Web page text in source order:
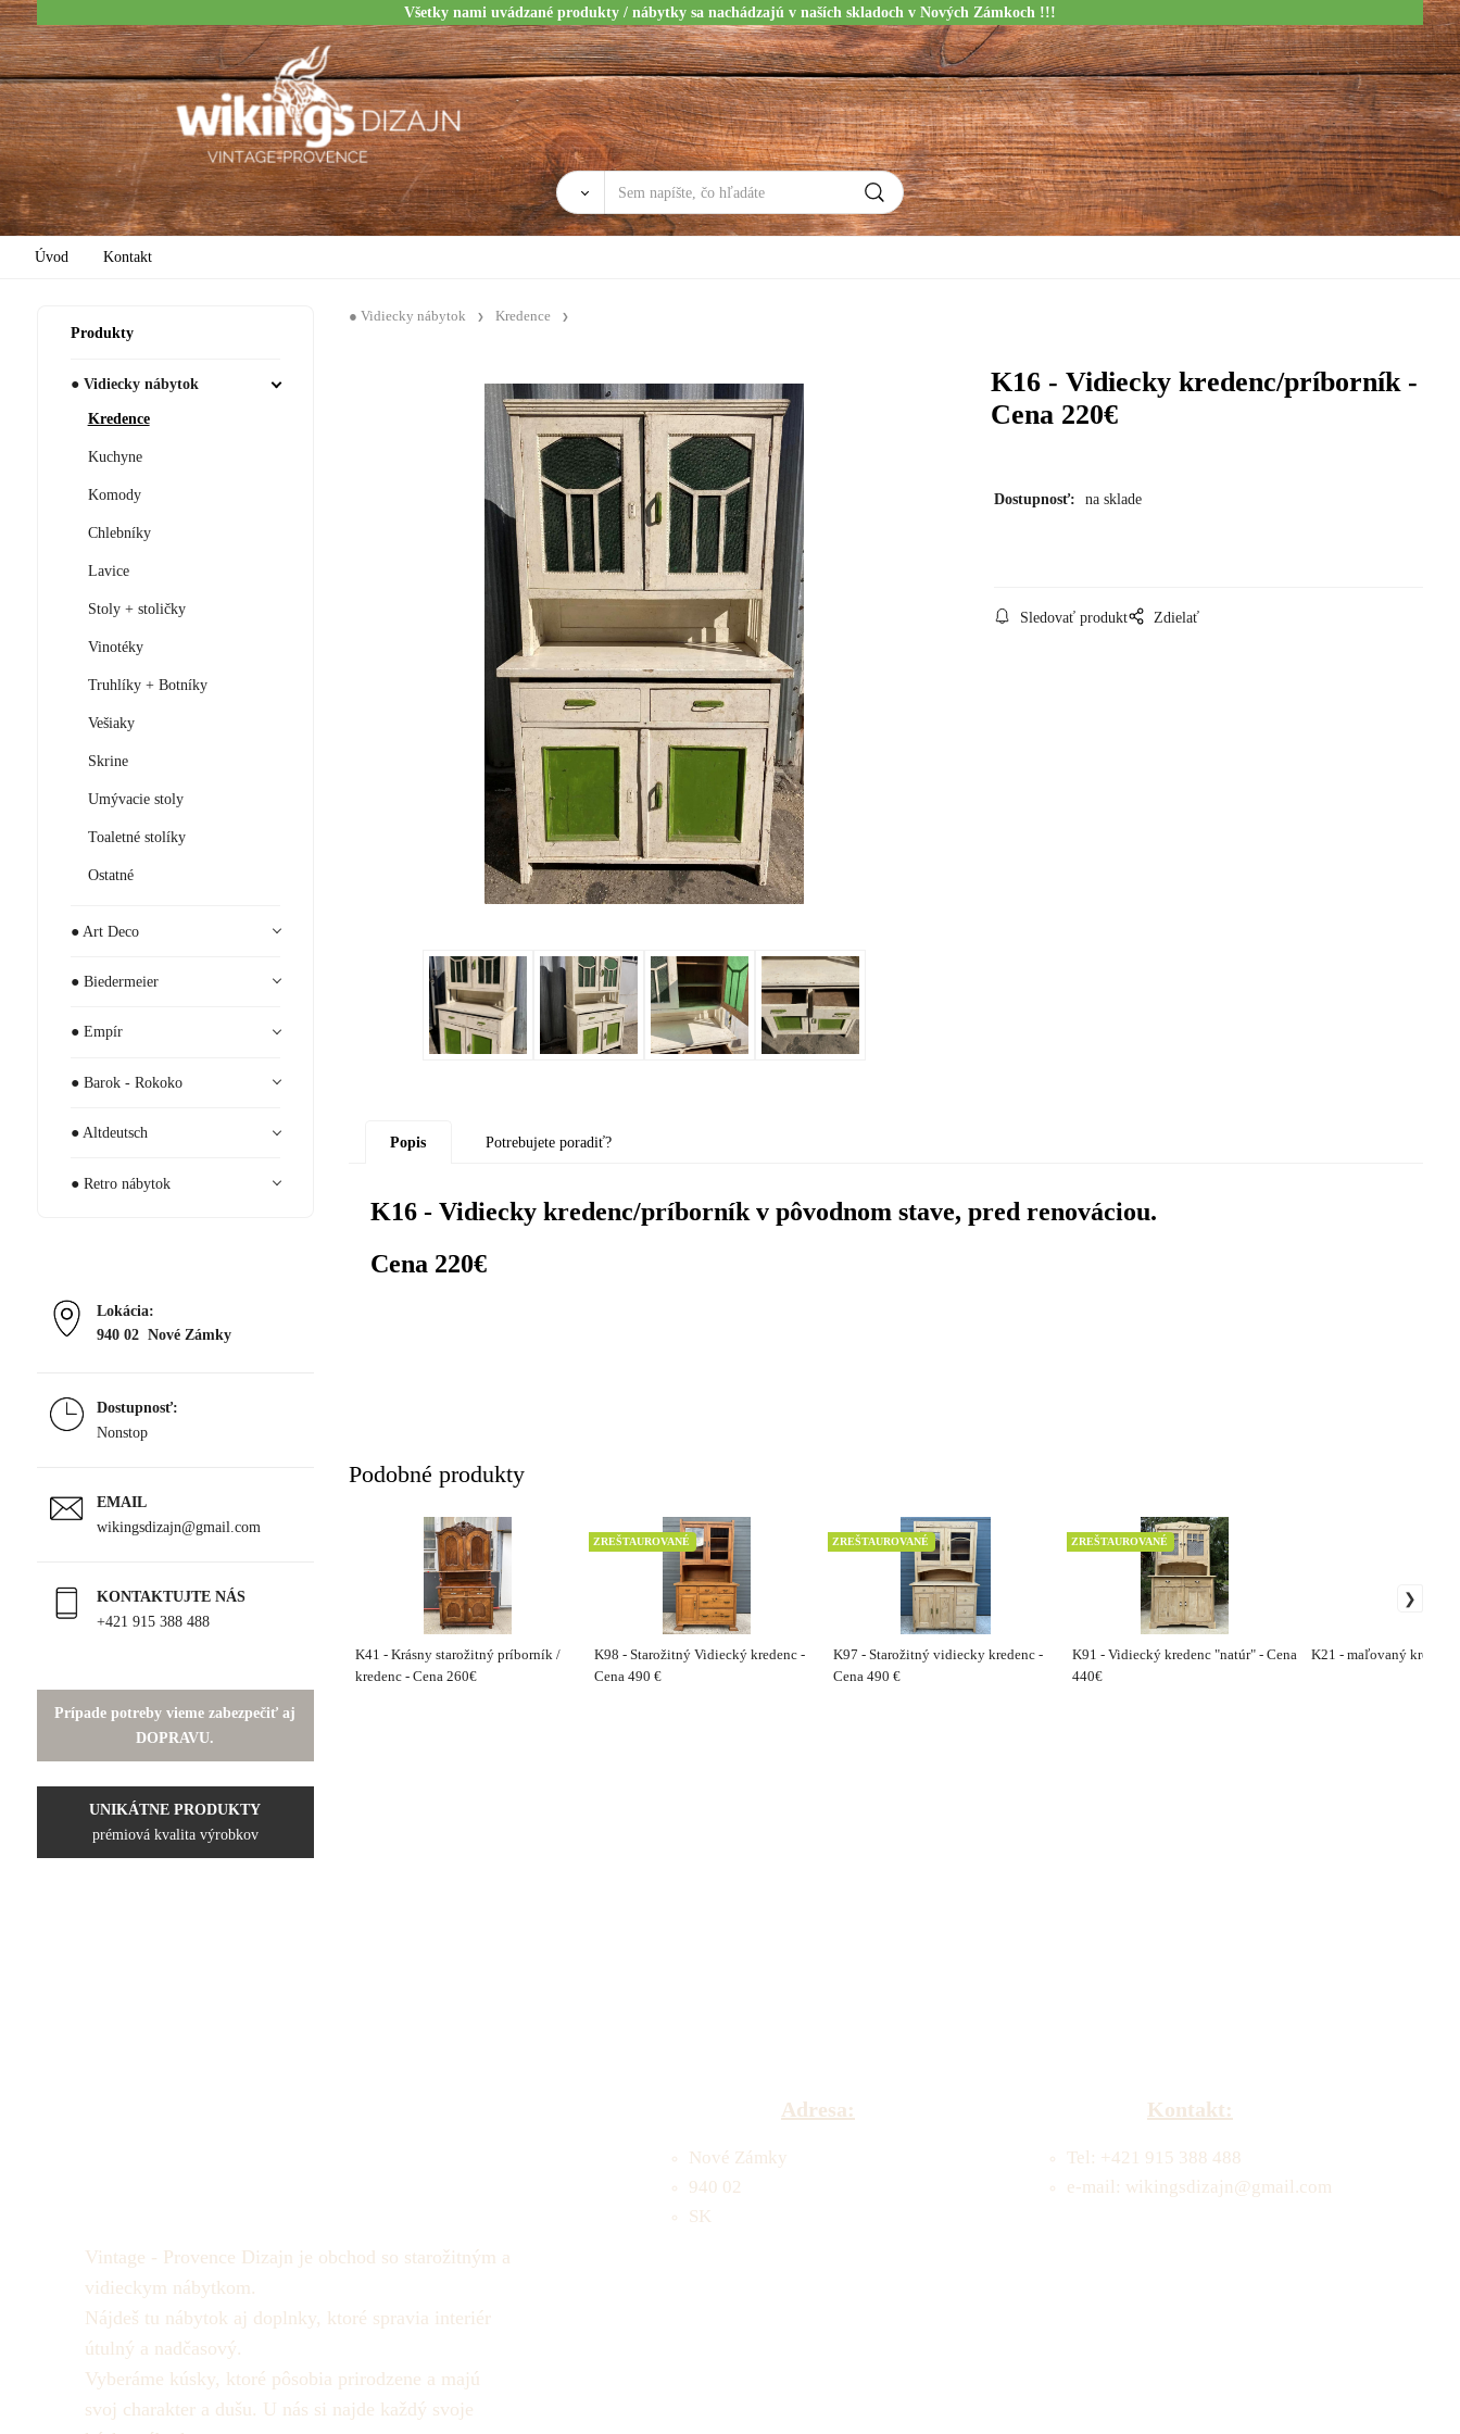
Všetky nami uvádzané produkty / nábytky sa nachádzajú v naších skladoch v Nových Zámkoch !!!
Úvod Kontakt
Produkty
● Vidiecky nábytok
Kredence
Kuchyne
Komody
Chlebníky
Lavice
Stoly + stoličky
Vinotéky
Truhlíky + Botníky
Vešiaky
Skrine
Umývacie stoly
Toaletné stolíky
Ostatné
● Art Deco
● Biedermeier
● Empír
● Barok - Rokoko
● Altdeutsch
● Retro nábytok
Lokácia:
940 02 Nové Zámky
Dostupnosť:
Nonstop
EMAIL
wikingsdizajn@gmail.com
KONTAKTUJTE NÁS
+421 915 388 488
Prípade potreby vieme zabezpečiť aj
DOPRAVU.
UNIKÁTNE PRODUKTY
prémiová kvalita výrobkov
● Vidiecky nábytok Kredence
K16 - Vidiecky kredenc/príborník -
Cena 220€
Dostupnosť: na sklade
Sledovať produkt Zdielať
Popis Potrebujete poradiť?
K16 - Vidiecky kredenc/príborník v pôvodnom stave, pred renováciou.
Cena 220€
Podobné produkty
K41 - Krásny starožitný príborník /
kredenc - Cena 260€
K98 - Starožitný Vidiecký kredenc -
Cena 490 €
ZREŠTAUROVANÉ
K97 - Starožitný vidiecky kredenc -
Cena 490 €
ZREŠTAUROVANÉ
K91 - Vidiecký kredenc "natúr" - Cena
440€
ZREŠTAUROVANÉ
K21 - maľovaný kredenc
Vintage - Provence Dizajn je obchod so starožitným a
vidieckym nábytkom.
Nájdeš tu nábytok aj doplnky, ktoré spravia interiér
útulný a nadčasový.
Vyberáme kúsky, ktoré pôsobia prirodzene a majú
svoj charakter a dušu. U nás si najde každý svoje
Adresa:
Nové Zámky
940 02
SK
Kontakt:
Tel: +421 915 388 488
e-mail: wikingsdizajn@gmail.com